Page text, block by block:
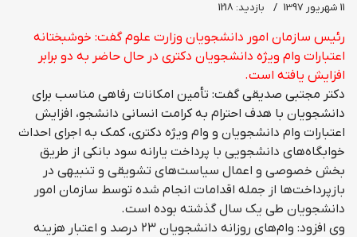
11 شهریور 1397 بازدید: 1218
رئیس سازمان امور دانشجویان وزارت علوم گفت: خوشبختانه
اعتبارات وام ویژه دانشجویان دکتری در حال حاضر به دو برابر
افزایش یافته است.
دکتر مجتبی صدیقی گفت: تأمین امکانات رفاهی مناسب برای
دانشجویان با هدف احترام به کرامت انسانی دانشجو، افزایش
اعتبارات وام دانشجویان و وام ویژه دکتری، کمک به اجرای احداث
خوابگاه‌های دانشجویی با پرداخت یارانه سود بانکی از طریق
بخش خصوصی و اعمال سیاست‌های تشویقی و تنبیهی در
بازپرداخت‌ها از جمله اقدامات انجام شده توسط سازمان امور
دانشجویان طی یک سال گذشته بوده است.
وی افزود: وام‌های روزانه دانشجویان ۲۳ درصد و اعتبار هزینه